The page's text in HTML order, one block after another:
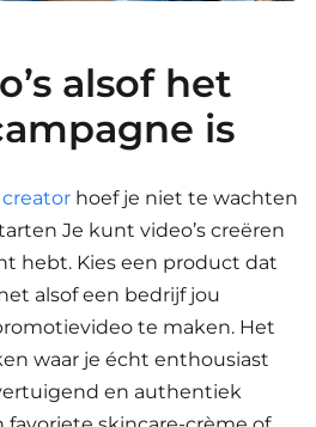
alsof het
is
hoef je niet te wachten
Je kunt video’s creëren
hebt. Kies een product dat
alsof een bedrijf jou
te maken. Het
waar je écht enthousiast
en authentiek